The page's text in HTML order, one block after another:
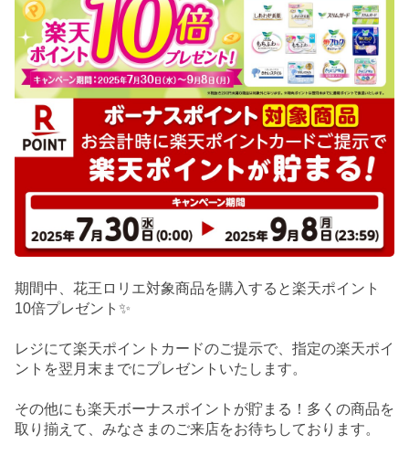
期間中、花王ロリエ対象商品を購入すると楽天ポイント
10倍プレゼント✨
レジにて楽天ポイントカードのご提示で、指定の楽天ポイ
ントを翌月末までにプレゼントいたします。
その他にも楽天ボーナスポイントが貯まる！多くの商品を
取り揃えて、みなさまのご来店をお待ちしております。